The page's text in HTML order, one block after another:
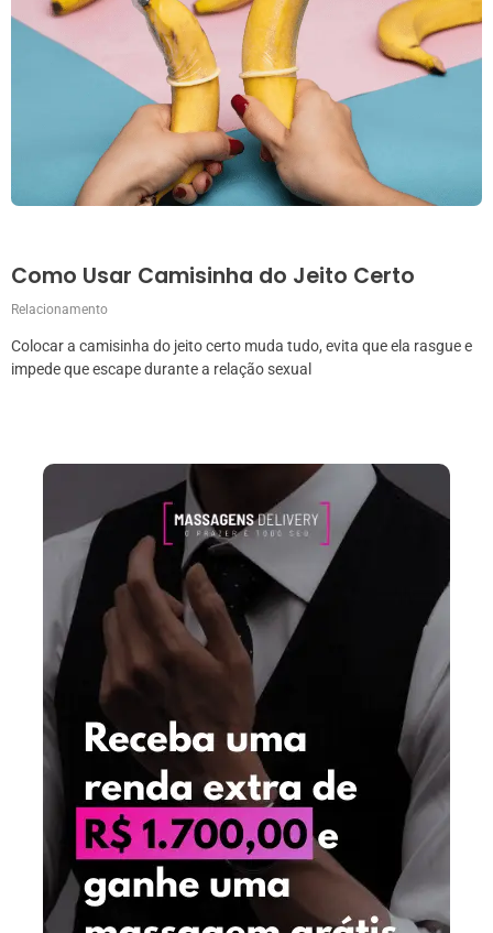
Como Usar Camisinha do Jeito Certo
Relacionamento
Colocar a camisinha do jeito certo muda tudo, evita que ela rasgue e
impede que escape durante a relação sexual